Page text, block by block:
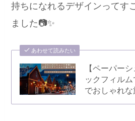
持ちになれるデザインってす
ました📷✨
あわせて読みたい
【ペーパー
ックフィル
でおしゃれ